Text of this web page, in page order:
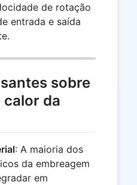
de rotação
entrada e saída
sobre
calor da
: A maioria dos
da embreagem
em